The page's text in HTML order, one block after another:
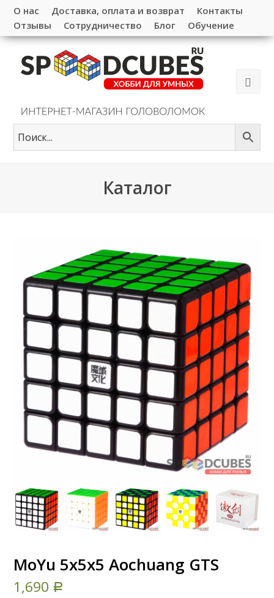
О нас Доставка, оплата и возврат
Контакты
Отзывы
Сотрудничество Блог Обучение
Каталог
MoYu 5x5x5 Aochuang GTS
1,690 Р